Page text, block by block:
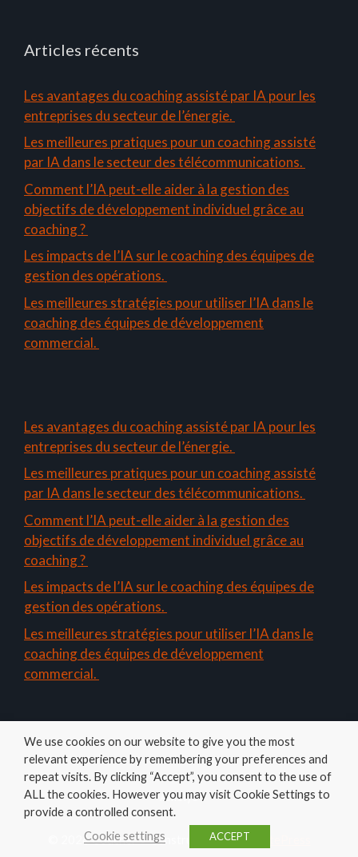
Articles récents
Les avantages du coaching assisté par IA pour les
entreprises du secteur de l’énergie.
Les meilleures pratiques pour un coaching assisté
par IA dans le secteur des télécommunications.
Comment l’IA peut-elle aider à la gestion des
objectifs de développement individuel grâce au
coaching ?
Les impacts de l’IA sur le coaching des équipes de
gestion des opérations.
Les meilleures stratégies pour utiliser l’IA dans le
coaching des équipes de développement
commercial.
Les avantages du coaching assisté par IA pour les
entreprises du secteur de l’énergie.
Les meilleures pratiques pour un coaching assisté
par IA dans le secteur des télécommunications.
Comment l’IA peut-elle aider à la gestion des
objectifs de développement individuel grâce au
coaching ?
Les impacts de l’IA sur le coaching des équipes de
gestion des opérations.
Les meilleures stratégies pour utiliser l’IA dans le
coaching des équipes de développement
commercial.
Amelys
© 2026 Coacher• Construit avecGeneratePress
We use cookies on our website to give you the most
relevant experience by remembering your preferences and
repeat visits. By clicking “Accept”, you consent to the use of
ALL the cookies. However you may visit Cookie Settings to
provide a controlled consent.
Cookie settings
ACCEPT